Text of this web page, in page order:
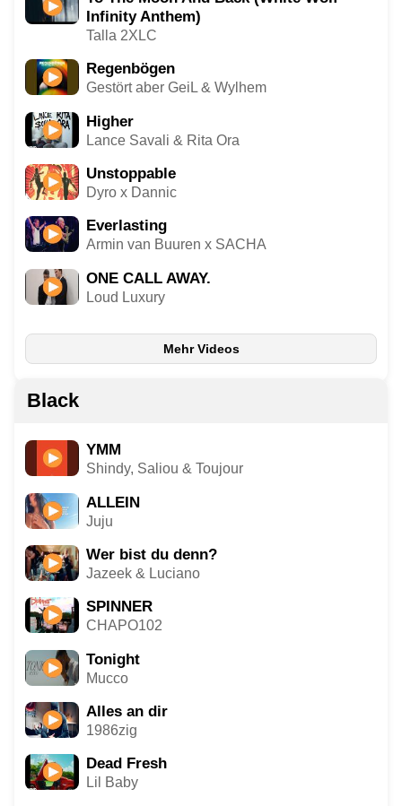
Infinity Anthem)
Talla 2XLC
Regenbögen
Gestört aber GeiL & Wylhem
Higher
Lance Savali & Rita Ora
Unstoppable
Dyro x Dannic
Everlasting
Armin van Buuren x SACHA
ONE CALL AWAY.
Loud Luxury
Mehr Videos
Black
YMM
Shindy, Saliou & Toujour
ALLEIN
Juju
Wer bist du denn?
Jazeek & Luciano
SPINNER
CHAPO102
Tonight
Mucco
Alles an dir
1986zig
Dead Fresh
Lil Baby